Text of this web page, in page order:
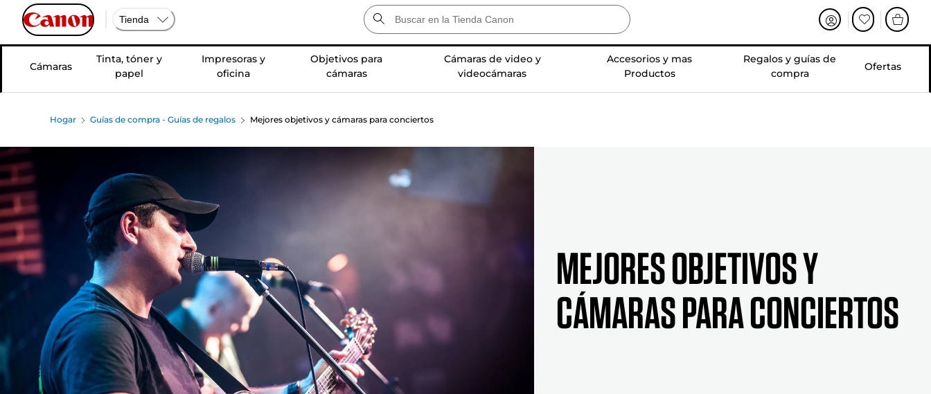
Tienda
Cámaras
Tinta, tóner y
papel
Impresoras y
oficina
Objetivos para
cámaras
Cámaras de video y
videocámaras
Accesorios y mas
Productos
Regalos y guías de
compra
Ofertas
Hogar Guías de compra - Guías de regalos Mejores objetivos y cámaras para conciertos
MEJORES OBJETIVOS Y
CÁMARAS PARA CONCIERTOS